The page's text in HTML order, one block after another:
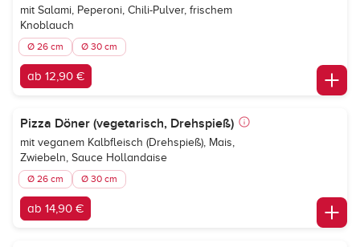
mit Salami, Peperoni, Chili-Pulver, frischem
Knoblauch
Ø 26 cm Ø 30 cm
ab 12,90 €
Pizza Döner (vegetarisch, Drehspieß)
mit veganem Kalbfleisch (Drehspieß), Mais,
Zwiebeln, Sauce Hollandaise
Ø 26 cm Ø 30 cm
ab 14,90 €